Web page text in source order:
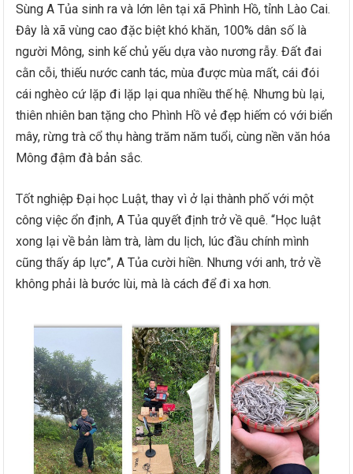
Sùng A Tủa sinh ra và lớn lên tại xã Phình Hồ, tỉnh Lào Cai.
Đây là xã vùng cao đặc biệt khó khăn, 100% dân số là
người Mông, sinh kế chủ yếu dựa vào nương rẫy. Đất đai
cằn cỗi, thiếu nước canh tác, mùa được mùa mất, cái đói
cái nghèo cứ lặp đi lặp lại qua nhiều thế hệ. Nhưng bù lại,
thiên nhiên ban tặng cho Phình Hồ vẻ đẹp hiếm có với biển
mây, rừng trà cổ thụ hàng trăm năm tuổi, cùng nền văn hóa
Mông đậm đà bản sắc.
Tốt nghiệp Đại học Luật, thay vì ở lại thành phố với một
công việc ổn định, A Tủa quyết định trở về quê. “Học luật
xong lại về bản làm trà, làm du lịch, lúc đầu chính mình
cũng thấy áp lực”, A Tủa cười hiền. Nhưng với anh, trở về
không phải là bước lùi, mà là cách để đi xa hơn.